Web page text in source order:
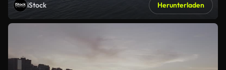
iStock Herunterladen